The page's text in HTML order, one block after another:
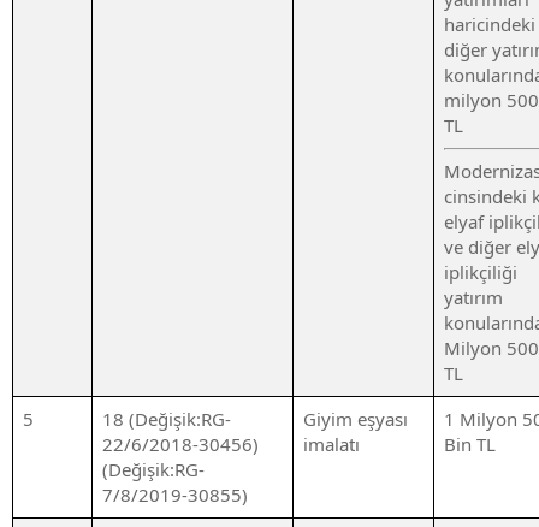
haricindeki
diğer
milyon
TL
cinsindeki
elyaf
ve diğer
iplikçiliği
yatırım
Milyon
TL
5
18 (Değişik:RG-
22/6/2018-30456)
(Değişik:RG-
7/8/2019-30855)
Giyim eşyası
imalatı
1 Milyon
Bin TL